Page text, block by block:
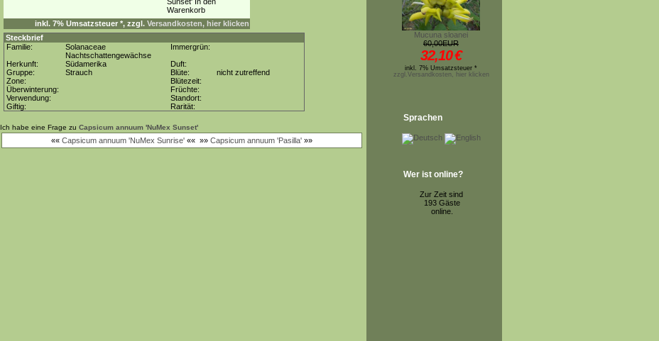
inkl. 7% Umsatzsteuer *, zzgl. Versandkosten, hier klicken
Steckbrief
Familie:
Solanaceae
Nachtschattengewächse
Immergrün:
Herkunft:
Südamerika
Duft:
Gruppe:
Strauch Blüte:
nicht zutreffend
Zone:
Blütezeit:
Überwinterung:
Früchte:
Verwendung:
Standort:
Giftig:
Rarität:
Ich habe eine Frage zu Capsicum annuum 'NuMex Sunset'
«« Capsicum annuum 'NuMex Sunrise' «« »» Capsicum annuum 'Pasilla' »»
Mucuna sloanei
60,00EUR
32,10€
inkl. 7% Umsatzsteuer *
zzgl.Versandkosten, hier klicken
Sprachen
Wer ist online?
Zur Zeit sind
193 Gäste
online.